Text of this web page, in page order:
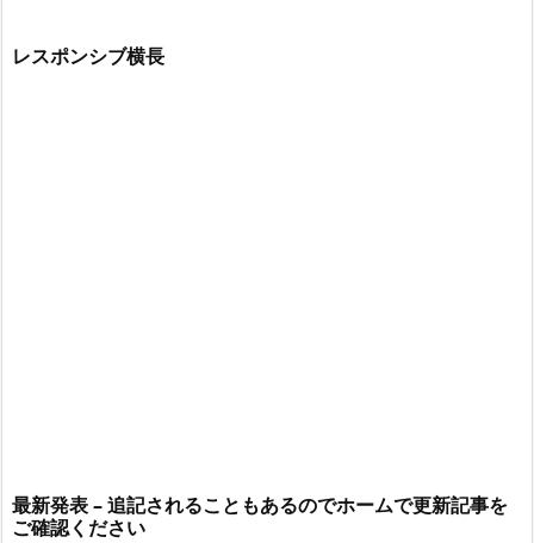
レスポンシブ横長
最新発表 – 追記されることもあるのでホームで更新記事を
ご確認ください